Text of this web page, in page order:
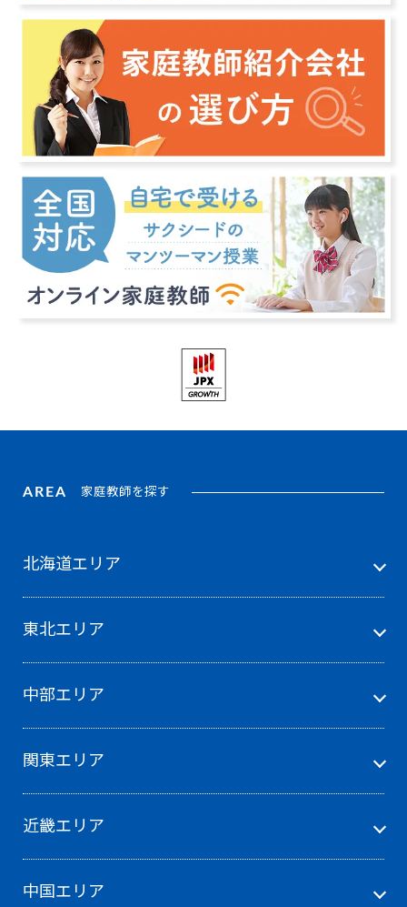
AREA 家庭教師を探す
北海道エリア
東北エリア
中部エリア
関東エリア
近畿エリア
中国エリア